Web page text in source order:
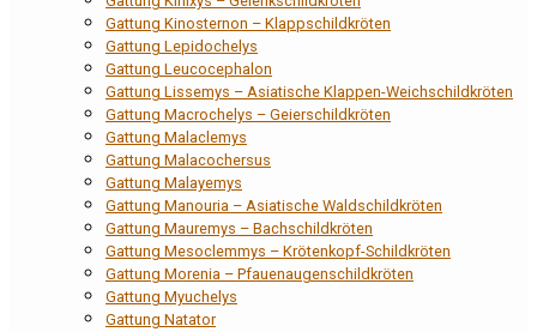
Gattung Kinosternon – Klappschildkröten
Gattung Lepidochelys
Gattung Leucocephalon
Gattung Lissemys – Asiatische Klappen-Weichschildkröten
Gattung Macrochelys – Geierschildkröten
Gattung Malaclemys
Gattung Malacochersus
Gattung Malayemys
Gattung Manouria – Asiatische Waldschildkröten
Gattung Mauremys – Bachschildkröten
Gattung Mesoclemmys – Krötenkopf-Schildkröten
Gattung Morenia – Pfauenaugenschildkröten
Gattung Myuchelys
Gattung Natator